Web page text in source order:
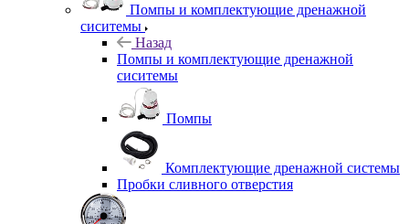
Помпы и комплектующие дренажной
сиситемы
Назад
Помпы и комплектующие дренажной
сиситемы
Помпы
Комплектующие дренажной системы
Пробки сливного отверстия